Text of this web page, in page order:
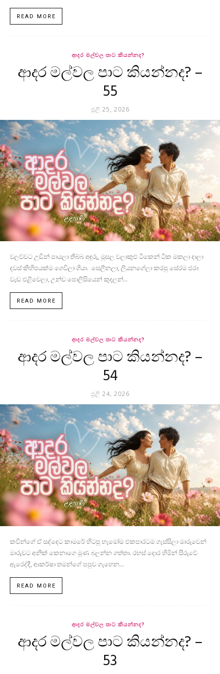
READ MORE
ආදර මල්වල පාට කියන්නද?
ආදර මල්වල පාට කියන්නද? –
55
ජූලි 25, 2026
වලව්වට උඩින් පායලා තිබ්බ අඳුරු, මූසල වලාකුළු ටිකෙන් ටික මකලා දාලා
දවස් කිහිපයක්ම ගෙවිලා ගියා. සෙලීනලා, ලියනගේලා කරපු සේරම ජරා
වැඩ එළිවෙලා, උන්ව පොලිසියෙන් කුදලන්...
READ MORE
ආදර මල්වල පාට කියන්නද?
ආදර මල්වල පාට කියන්නද? –
54
ජූලි 24, 2026
කවීන්ගේ ඒ සද්දෙට කාමරේ හිටපු හැමෝම එකපාරටම ගැස්සිලා මාරුවෙන්
මාරුවට අනික් කෙනාගෙ මූණ බලන්න ගත්තා. රහස් දොර හිමින් සීරුවේ
ඇරෙද්දී, ආකර්ෂා තමන්ගේ පපුව ගැහෙන...
READ MORE
ආදර මල්වල පාට කියන්නද?
ආදර මල්වල පාට කියන්නද? –
53